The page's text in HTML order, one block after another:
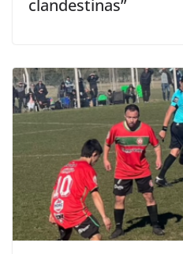
clandestinas”